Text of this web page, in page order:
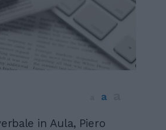
a
in Aula, Piero